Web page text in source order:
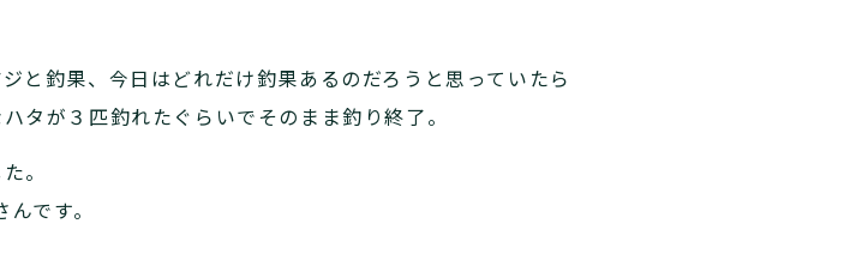
と釣果、今日はどれだけ釣果あるのだろうと思っていたら
タが３匹釣れたぐらいでそのまま釣り終了。
。
です。